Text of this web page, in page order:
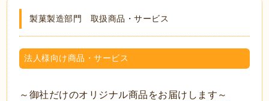
製菓製造部門 取扱商品・サービス
法人様向け商品・サービス
～御社だけのオリジナル商品をお届けします～